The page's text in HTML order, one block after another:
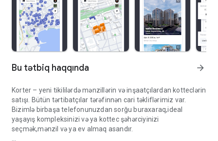
Bu tətbiq haqqında arrow_forward
Korter – yeni tikililərdə mənzillərin və inşaatçılardan kotteclərin
satışı. Bütün tərtibatçılar tərəfinnən cari təkliflərimiz var.
Bizimlə birbaşa telefonunuzdan sorğu buraxaraq,ideal
yaşayış kompleksinizi və ya kottec şəhərciyinizi
seçmək,mənzil və ya ev almaq asandır.